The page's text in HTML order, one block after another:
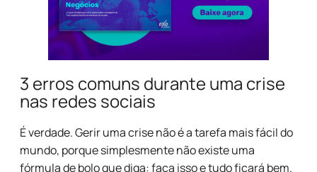
3 erros comuns durante uma crise
nas redes sociais
É verdade. Gerir uma crise não é a tarefa mais fácil do
mundo, porque simplesmente não existe uma
fórmula de bolo que diga: faça isso e tudo ficará bem.